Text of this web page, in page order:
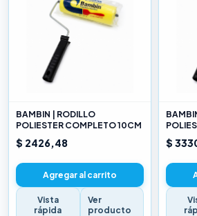
BAMBIN | RODILLO
POLIESTER COMPLETO 10CM
$ 2426,48
Agregar al carrito
Vista
rápida
Ver
producto
$